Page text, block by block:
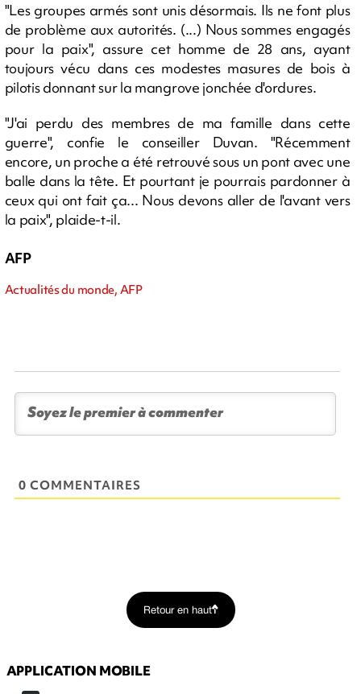
"Les groupes armés sont unis désormais. Ils ne font plus
de problème aux autorités. (...) Nous sommes engagés
pour la paix", assure cet homme de 28 ans, ayant
toujours vécu dans ces modestes masures de bois à
pilotis donnant sur la mangrove jonchée d'ordures.
"J'ai perdu des membres de ma famille dans cette
guerre", confie le conseiller Duvan. "Récemment
encore, un proche a été retrouvé sous un pont avec une
balle dans la tête. Et pourtant je pourrais pardonner à
ceux qui ont fait ça... Nous devons aller de l'avant vers
la paix", plaide-t-il.
AFP
Actualités du monde, AFP
0 COMMENTAIRES
Retour en haut
APPLICATION MOBILE